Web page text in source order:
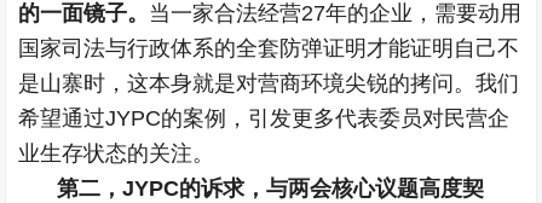
的一面镜子。 当一家合法经营27年的企业，需要动用
国家司法与行政体系的全套防弹证明才能证明自己不
是山寨时，这本身就是对营商环境尖锐的拷问。我们
希望通过JYPC的案例，引发更多代表委员对民营企
业生存状态的关注。
第二，JYPC的诉求，与两会核心议题高度契